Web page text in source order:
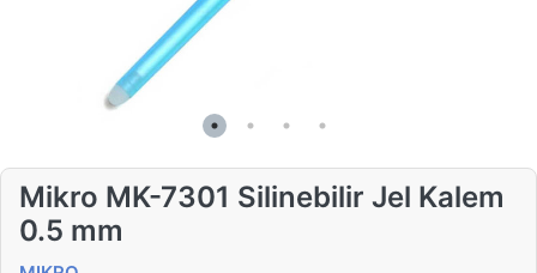
Mikro MK-7301 Silinebilir Jel Kalem
0.5 mm